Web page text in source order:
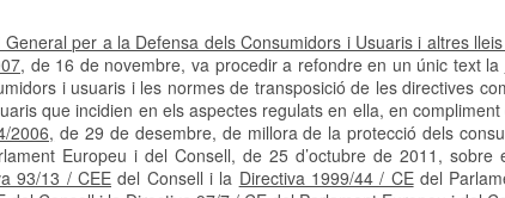
General per a la Defensa dels Consumidors i Usuaris i altres
de 16 de novembre, va procedir a refondre en un únic text la
i usuaris i les normes de transposició de les directives
que incidien en els aspectes regulats en ella, en
2006, de 29 de desembre, de millora de la protecció dels
Europeu i del Consell, de 25 d’octubre de 2011,
93/13 / CEE del Consell i la Directiva 1999/44 / CEdel